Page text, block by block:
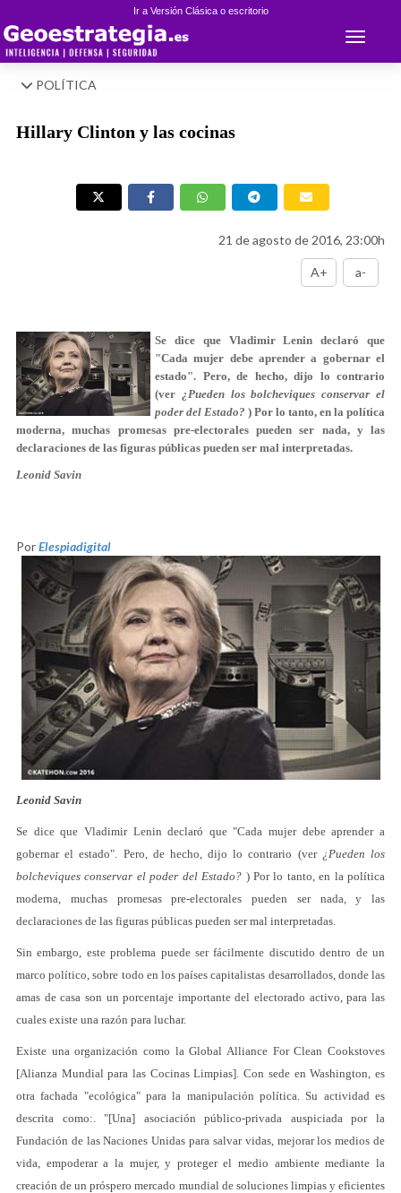
Ir a Versión Clásica o escritorio
Toggle
POLÍTICA
Hillary Clinton y las cocinas
21 de agosto de 2016, 23:00h
A+ a-
Se dice que Vladimir Lenin declaró que
"Cada mujer debe aprender a gobernar el
estado". Pero, de hecho, dijo lo contrario
(ver ¿Pueden los bolcheviques conservar el
poder del Estado? ) Por lo tanto, en la política
moderna, muchas promesas pre-electorales pueden ser nada, y las
declaraciones de las figuras públicas pueden ser mal interpretadas.
Leonid Savin
PorElespiadigital
Leonid Savin
Se dice que Vladimir Lenin declaró que "Cada mujer debe aprender a
gobernar el estado". Pero, de hecho, dijo lo contrario (ver ¿Pueden los
bolcheviques conservar el poder del Estado? ) Por lo tanto, en la política
moderna, muchas promesas pre-electorales pueden ser nada, y las
declaraciones de las figuras públicas pueden ser mal interpretadas.
Sin embargo, este problema puede ser fácilmente discutido dentro de un
marco político, sobre todo en los países capitalistas desarrollados, donde las
amas de casa son un porcentaje importante del electorado activo, para las
cuales existe una razón para luchar.
Existe una organización como la Global Alliance For Clean Cookstoves
[Alianza Mundial para las Cocinas Limpias]. Con sede en Washington, es
otra fachada "ecológica" para la manipulación política. Su actividad es
descrita como:. "[Una] asociación público-privada auspiciada por la
Fundación de las Naciones Unidas para salvar vidas, mejorar los medios de
vida, empoderar a la mujer, y proteger el medio ambiente mediante la
creación de un próspero mercado mundial de soluciones limpias y eficientes